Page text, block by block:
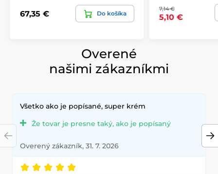
67,35 € Do košíka
7,14 €
5,10 €
Overené
našimi zákazníkmi
Všetko ako je popísané, super krém
Že tovar je presne taký, ako je popísaný
Overený zákazník, 31. 7. 2026